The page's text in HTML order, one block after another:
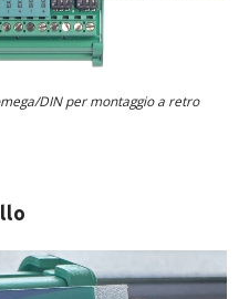
DIN per montaggio a retro